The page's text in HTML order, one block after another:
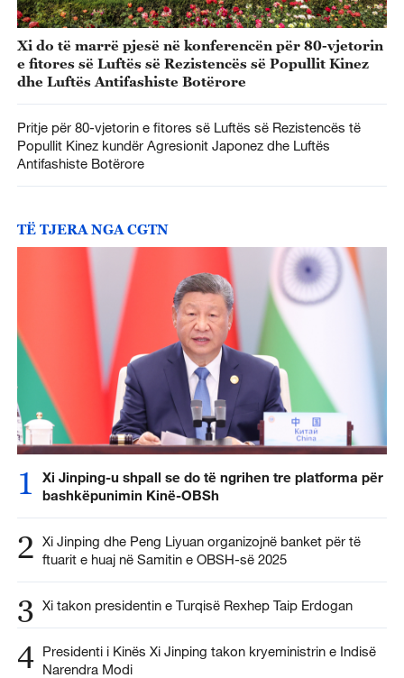
Xi do të marrë pjesë në konferencën për 80-vjetorin
e fitores së Luftës së Rezistencës së Popullit Kinez
dhe Luftës Antifashiste Botërore
Pritje për 80-vjetorin e fitores së Luftës së Rezistencës të
Popullit Kinez kundër Agresionit Japonez dhe Luftës
Antifashiste Botërore
TË TJERA NGA CGTN
1
Xi Jinping-u shpall se do të ngrihen tre platforma për
bashkëpunimin Kinë-OBSh
2 Xi Jinping dhe Peng Liyuan organizojnë banket për të
ftuarit e huaj në Samitin e OBSH-së 2025
3 Xi takon presidentin e Turqisë Rexhep Taip Erdogan
4 Presidenti i Kinës Xi Jinping takon kryeministrin e Indisë
Narendra Modi